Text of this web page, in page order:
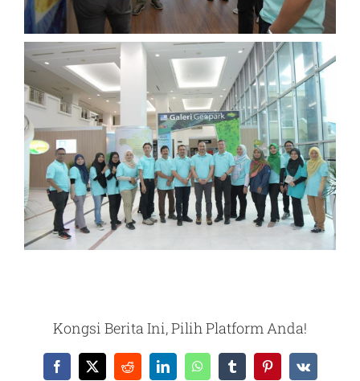
Kongsi Berita Ini, Pilih Platform Anda!
Facebook
X RedditLinkedInWhatsAppTumblrPinterest
Vk